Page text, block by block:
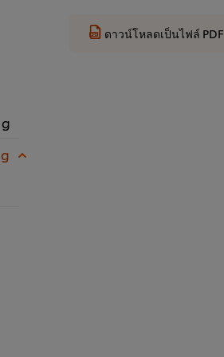
ดาวน์โหลดเป็นไฟล์ PDF